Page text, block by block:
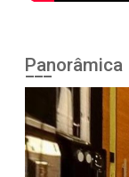
Panorâmica